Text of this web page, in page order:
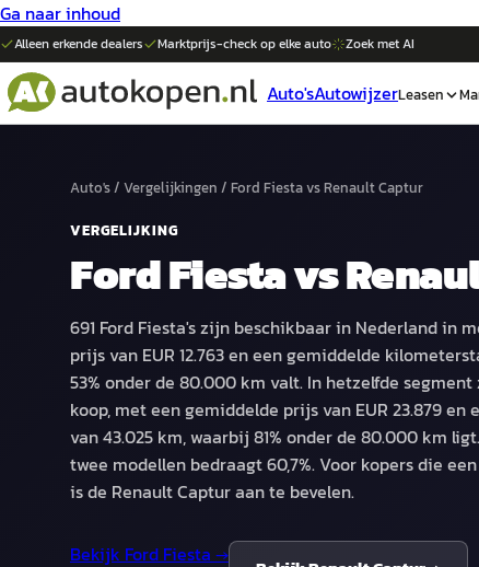
Ga naar inhoud
Alleen erkende dealers Marktprijs-check op elkeauto Zoek met AI
Auto'sAutowijzerLeasen
Auto's/ Vergelijkingen / Ford FiestavsRenault Captur
VERGELIJKING
Ford Fiestavs
691 Ford Fiesta's zijn beschikbaar in Nederland in
prijs van EUR 12.763 en een gemiddelde
53% onder de 80.000 km valt. In hetzelfde segment
koop, met een gemiddelde prijs van EUR 23.879
van 43.025 km, waarbij 81% onder de 80.000 km
twee modellen bedraagt 60,7%. Voor kopers die
is de Renault Captur aan te bevelen.
Bekijk Ford Fiesta →